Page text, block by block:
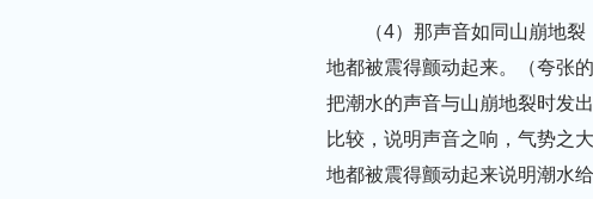
（4）那声音如同山崩地裂
地都被震得颤动起来。（夸张
把潮水的声音与山崩地裂时发
比较，说明声音之响，气势之
地都被震得颤动起来说明潮水